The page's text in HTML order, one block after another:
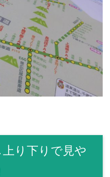
り下りで見や